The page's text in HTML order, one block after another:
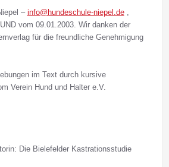
–info@hundeschule-niepel.de,
vom 09.01.2003. Wir danken der
für die freundliche Genehmigung
im Text durch kursive
Verein Hund und Halter e.V.
Die Bielefelder Kastrationsstudie